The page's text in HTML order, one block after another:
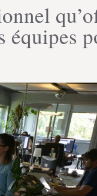
équipes